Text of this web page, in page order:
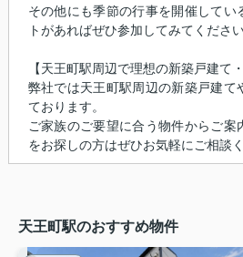
その他にも季節の行事を開催してい
トがあればぜひ参加してみてくださ
【天王町駅周辺で理想の新築戸建て
弊社では天王町駅周辺の新築戸建て
ております。
ご家族のご要望に合う物件からご案
をお探しの方はぜひお気軽にご相談く
天王町駅のおすすめ物件